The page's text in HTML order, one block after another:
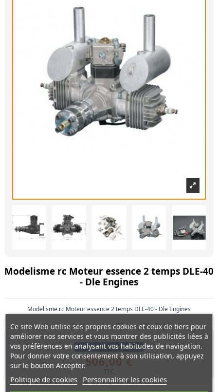
Modelisme rc Moteur essence 2 temps DLE-40
- Dle Engines
Modelisme rc Moteur essence 2 temps DLE-40 - Dle Engines
RÉFÉRENCE 177-DLE-40
En rupture, nous contacter
506,00 €
TTC
Ce site Web utilise ses propres cookies et ceux de tiers pour
améliorer nos services et vous montrer des publicités liées à
vos préférences en analysant vos habitudes de navigation.
Pour donner votre consentement à son utilisation, appuyez
sur le bouton Accepter.
Politique de cookies Personnaliser les cookies